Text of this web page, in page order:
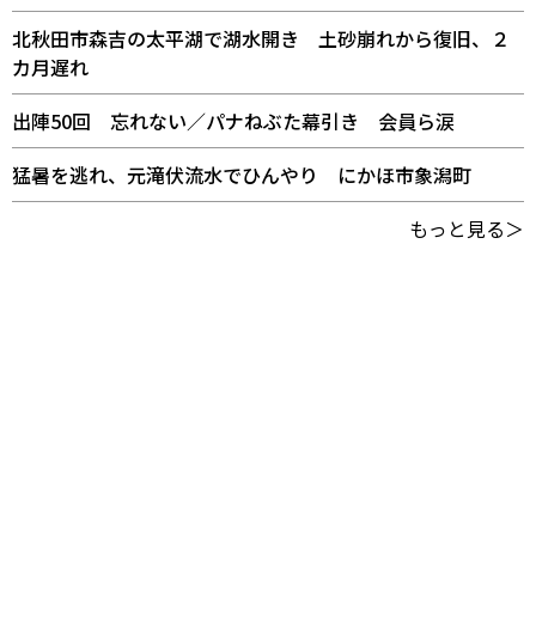
北秋田市森吉の太平湖で湖水開き 土砂崩れから復旧、２
カ月遅れ
出陣50回 忘れない／パナねぶた幕引き 会員ら涙
猛暑を逃れ、元滝伏流水でひんやり にかほ市象潟町
もっと見る＞